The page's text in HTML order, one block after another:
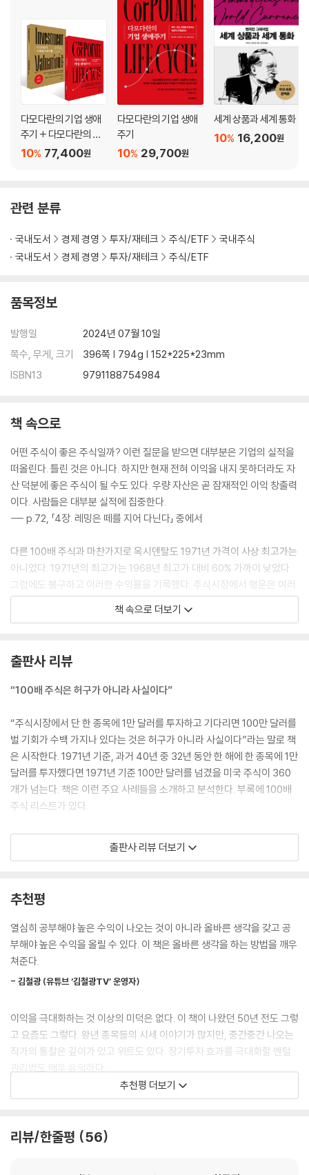
다모다란의 기업 생애
주기 + 다모다란의 가
치평가 바이블 세트
77,400원
10%
다모다란의 기업 생애
주기
29,700원
10%
세계 상품과 세계 통화
16,200원
10%
관련 분류
국내도서 경제 경영 투자/재테크 주식/ETF
국내주식
국내도서
경제 경영 투자/재테크 주식/ETF
품목정보
발행일
2024년 07월 10일
쪽수, 무게, 크기
396쪽 | 794g | 152*225*23mm
ISBN13
9791188754984
책 속으로
어떤 주식이 좋은 주식일까? 이런 질문을 받으면 대부분은 기업의 실적을
떠올린다. 틀린 것은 아니다. 하지만 현재 전혀 이익을 내지 못하더라도 자
산 덕분에 좋은 주식이 될 수도 있다. 우량 자산은 곧 잠재적인 이익 창출력
이다. 사람들은 대부분 실적에 집중한다.
--- p.72, 「4장. 레밍은 떼를 지어 다닌다」 중에서
다른 100배 주식과 마찬가지로 옥시덴탈도 1971년 가격이 사상 최고가는
아니었다. 1971년의 최고가는 1968년 최고가 대비 60% 가까이 낮았다.
그럼에도 불구하고 이러한 수익률을 기록했다. 주식시장에서 행운은 여러
가지 모습으로 변장하고 찾아온다. 인간은 미래를 예측하지 못한다. 그러
므로 우리는 ‘제대로 사서 보유해야’ 한다.
PER을 비교 목적으로 사용할 때의 기본적 오류는 주가처럼 기업의 이익도
비교 가능하다는 암묵적인 가정이다. 시세를 동일한 통화로 표시하는 한,
소와 말의 달리기를 비교하는 것과 마찬가지다.
--- p.144, 「10장. 이익의 질이 낮아지다」 중에서
나는 가격의 상승 추세가 끝나는 날짜에서 시작하는 날짜를 빼면 다음 하
락 추세 때 가격 하단의 ‘신호’를 찾을 수 있다고 생각했다. 마찬가지로 하
락세가 시작되는 날짜(2-13」 중에서에서 하락세가 끝나는 날짜(12-5」 중
고 생각했다. 실제로 그랬다.
--- p.168, 「12장. 랜덤워크를 주시하라」 중에서
기업은 맨 위에 에고노미스트가 있을 확률이 높다. 기업이 매출과 이윤보
개미처럼 기업의 기둥을 갉아 먹는 중이다.
--- p.205, 「16장. 전능한 자아 대 전능한 돈」 중에서
기생충은 멸종하지 않는 유일한 생물이라는 말이 있다. 디폴트 채권도 기
동안 채무불이행 상태가 지속되거나 발행 회사가 청산될 수도 있다. 그러
나 디폴트 채권을 산 사람은 아침 신문에서 나쁜 소식을 접할까 봐 두려워
할 필요가 없다.
--- p.237, 「17장 인플레이션을 통제하는 알약은 없다」 중에서
나는 100배 수익의 기회를 찾는 사람들에게 ‘저PER’의 중요성을 꾸준히
그 이익은 이미 다른 사람이 가져갔다. ROIC도 마찬가지다. ROIC가 낮다
는 것이 좋은 신호는 아니지만 ROIC가 상승할 때 실적도 크게 증가할 수
책 속으로 더보기
출판사 리뷰
“100배 주식은 허구가 아니라 사실이다”
“주식시장에서 단 한 종목에 1만 달러를 투자하고 기다리면 100만 달러를
벌 기회가 수백 가지나 있다는 것은 허구가 아니라 사실이다”라는 말로 책
은 시작한다. 1971년 기준, 과거 40년 중 32년 동안 한 해에 한 종목에 1만
달러를 투자했다면 1971년 기준 100만 달러를 넘겼을 미국 주식이 360
개가 넘는다. 책은 이런 주요 사례들을 소개하고 분석한다. 부록에 100배
주식 리스트가 있다.
“은퇴 직전 매수한 단 한 종목이 100배 이상의 수익을 냈다”
목 발굴에 나섰다. 결국 ‘할로이드’(현재 제록스)를 선택, 이 주식에 5년에
걸쳐 13만 3,000달러를 투자한다. 투자수익으로 암 연구소, 대학 등 여러
단체에 300만 달러를 기부하고도 80세 때 그가 쥔 돈은 1,400만 달러. 2
024년 한화로 환산하면 1,460억 원이다. 15년간 단 한 종목에 투자해 10
가 조사한 사례들을 보면, 매수 타이밍은 성과 차이에서 중요하지 않았다.
최고가에 매수했더라도 결국 100배 수익을 올린 사례가 가득하다. 이스트
먼코닥, 멜빌슈, 필립모리스 등등 그런 주식은 열거하기 지루할 정도로 많
다.
‘샤프 앤드 돔’은 1932~1943년 12년 연속으로 기회가 있었다. 그중 6년
늦어도 1945년 프라우(현 쉐링프라우)를 샀어도 1971년 100배 수익을
출판사 리뷰 더보기
추천평
열심히 공부해야 높은 수익이 나오는 것이 아니라 올바른 생각을 갖고 공
부해야 높은 수익을 올릴 수 있다. 이 책은 올바른 생각을 하는 방법을 깨우
쳐준다.
- 김철광 (유튜브 ‘김철광TV’ 운영자)
이익을 극대화하는 것 이상의 미덕은 없다. 이 책이 나왔던 50년 전도 그렇
고 요즘도 그렇다. 왕년 종목들의 시세 이야기가 많지만, 중간중간 나오는
작가의 통찰은 깊이가 있고 위트도 있다. 장기투자 효과를 극대화할 멘털
관리법도 매우 유익하다.
- 김학균 (신영증권 리서치센터 센터장)
일이지 않은가? 바로 그 의문이야말로 이 오래된 책의 가치를 방증한다. 기
추천평 더보기
리뷰/한줄평 56